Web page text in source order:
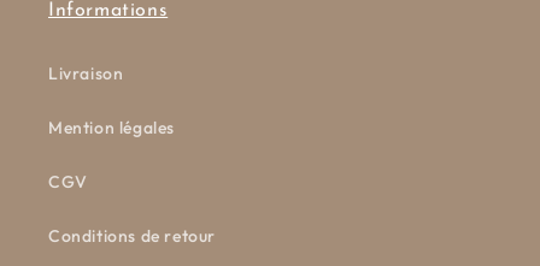
Informations
Livraison
Mention légales
CGV
Conditions de retour